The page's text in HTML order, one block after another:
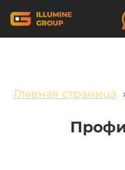
Главная страница ›